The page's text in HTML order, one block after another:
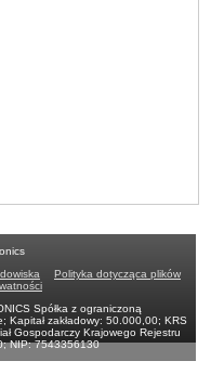
Polityka dotycząca plików
Spółka z ograniczoną
zakładowy: 50.000,00; KRS
Gospodarczy Krajowego Rejestru
NIP: 7543356130